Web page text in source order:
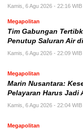
Kamis, 6 Agu 2026 - 22:16 WIB
Megapolitan
Tim Gabungan
Penutup Saluran Air
Kamis, 6 Agu 2026 - 22:09 WIB
Megapolitan
Marin Nusantara:
Pelayaran Harus Jadi
Kamis, 6 Agu 2026 - 22:04 WIB
Megapolitan